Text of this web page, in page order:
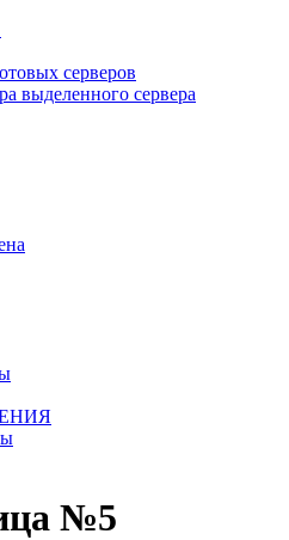
серверов
выделенного сервера
№5